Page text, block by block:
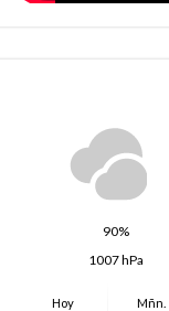
90%
1007 hPa
Hoy
Mñn.